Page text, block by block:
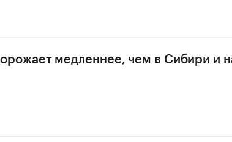
медленнее, чем в Сибири и